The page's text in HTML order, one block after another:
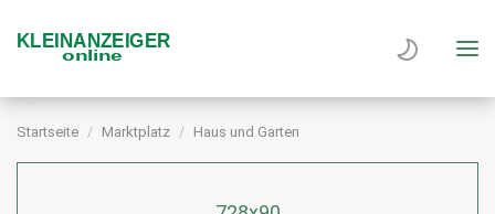
Startseite Marktplatz Haus und Garten